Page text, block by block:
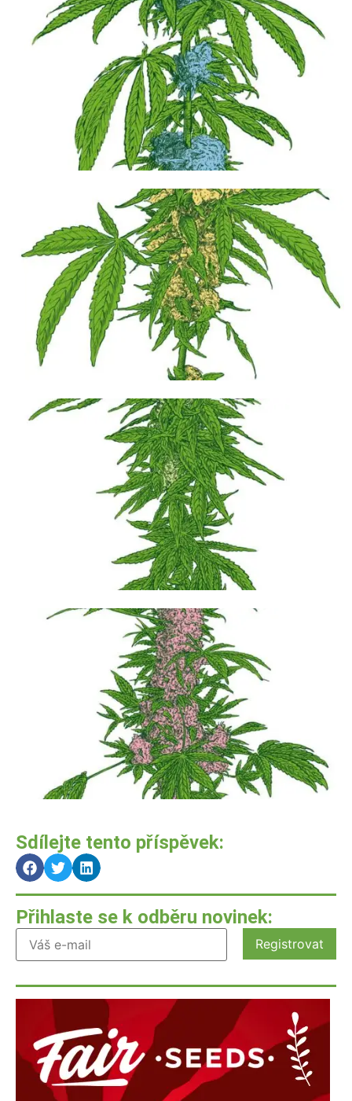
Sdílejte tento příspěvek:
Přihlaste se k odběru novinek: